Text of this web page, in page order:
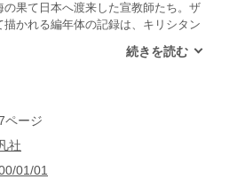
果て日本へ渡来した宣教師たち。ザ
描かれる編年体の記録は、キリシタン
による将軍足利義輝の暗殺にふれ
ページ
社
01/01